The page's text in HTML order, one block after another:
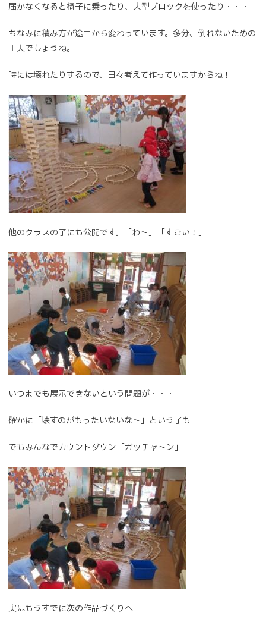
届かなくなると椅子に乗ったり、大型ブロックを使ったり・・・
ちなみに積み方が途中から変わっています。多分、倒れないための
工夫でしょうね。
時には壊れたりするので、日々考えて作っていますからね！
他のクラスの子にも公開です。「わ～」「すごい！」
いつまでも展示できないという問題が・・・
確かに「壊すのがもったいないな～」という子も
でもみんなでカウントダウン「ガッチャ～ン」
実はもうすでに次の作品づくりへ